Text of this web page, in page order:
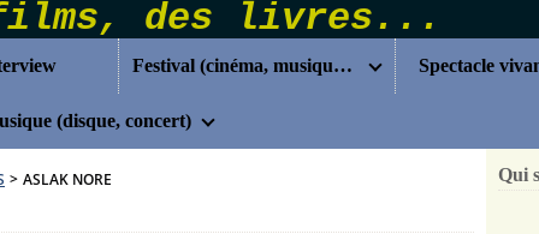
Festival (cinéma, musique...) Spectacle
(disque, concert)
> ASLAK NORE Qui